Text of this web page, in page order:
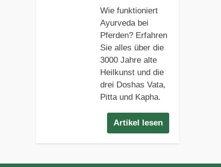
Wie funktioniert
Ayurveda bei
Pferden? Erfahren
Sie alles über die
3000 Jahre alte
Heilkunst und die
drei Doshas Vata,
Pitta und Kapha.
Artikel lesen